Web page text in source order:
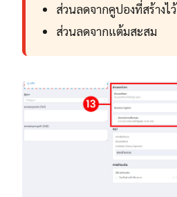
ส่วนลดจากคูปองที่สร้างไว้
ส่วนลดจากแต้มสะสม